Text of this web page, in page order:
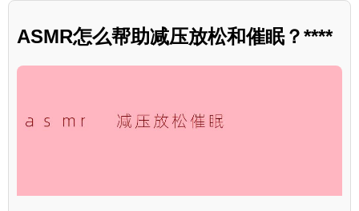
ASMR怎么帮助减压放松和催眠？****